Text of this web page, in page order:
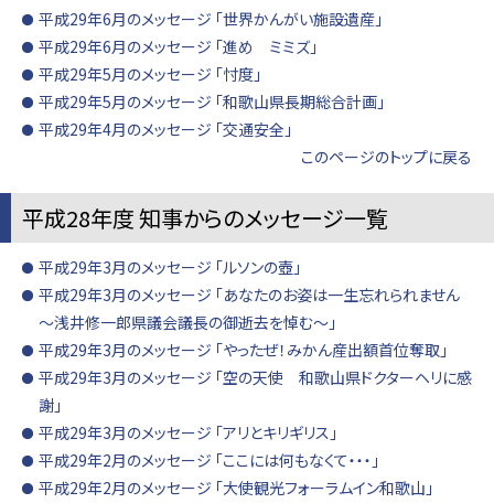
平成29年6月のメッセージ 「世界かんがい施設遺産」
平成29年6月のメッセージ 「進め ミミズ」
平成29年5月のメッセージ 「忖度」
平成29年5月のメッセージ 「和歌山県長期総合計画」
平成29年4月のメッセージ 「交通安全」
このページのトップに戻る
平成28年度 知事からのメッセージ一覧
平成29年3月のメッセージ 「ルソンの壺」
平成29年3月のメッセージ 「あなたのお姿は一生忘れられません
～浅井修一郎県議会議長の御逝去を悼む～」
平成29年3月のメッセージ 「やったぜ！みかん産出額首位奪取」
平成29年3月のメッセージ 「空の天使 和歌山県ドクターヘリに感
謝」
平成29年3月のメッセージ 「アリとキリギリス」
平成29年2月のメッセージ 「ここには何もなくて・・・」
平成29年2月のメッセージ 「大使観光フォーラムイン和歌山」